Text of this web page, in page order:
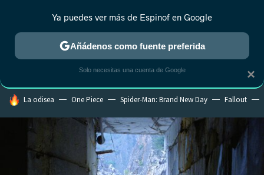
ESTRENOS REALITY ANIME RANKINGS CINE
HOY SE HABLA DE
La odisea One Piece Spider-Man: Brand New Day Fallout
×
Ya puedes ver más de Espinof en Google
Añádenos como fuente preferida
Solo necesitas una cuenta de Google